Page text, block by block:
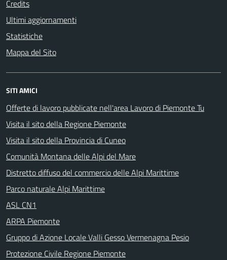
Credits
Ultimi aggiornamenti
Statistiche
Mappa del Sito
SITI AMICI
Offerte di lavoro pubblicate nell'area Lavoro di Piemonte Tu
Visita il sito della Regione Piemonte
Visita il sito della Provincia di Cuneo
Comunità Montana delle Alpi del Mare
Distretto diffuso del commercio delle Alpi Marittime
Parco naturale Alpi Marittime
ASL CN1
ARPA Piemonte
Gruppo di Azione Locale Valli Gesso Vermenagna Pesio
Protezione Civile Regione Piemonte